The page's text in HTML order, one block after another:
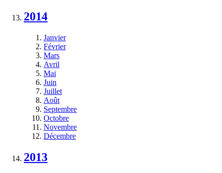
2014
Janvier
Février
Mars
Avril
Mai
Juin
Juillet
Août
Septembre
Octobre
Novembre
Décembre
2013